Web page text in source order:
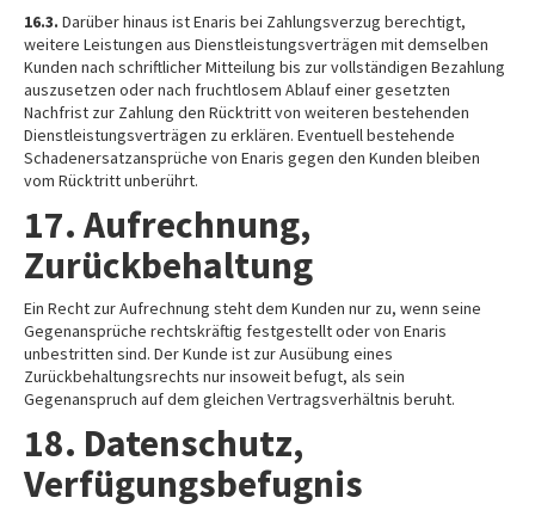
16.3. Darüber hinaus ist Enaris bei Zahlungsverzug berechtigt,
weitere Leistungen aus Dienstleistungsverträgen mit demselben
Kunden nach schriftlicher Mitteilung bis zur vollständigen Bezahlung
auszusetzen oder nach fruchtlosem Ablauf einer gesetzten
Nachfrist zur Zahlung den Rücktritt von weiteren bestehenden
Dienstleistungsverträgen zu erklären. Eventuell bestehende
Schadenersatzansprüche von Enaris gegen den Kunden bleiben
vom Rücktritt unberührt.
17. Aufrechnung,
Zurückbehaltung
Ein Recht zur Aufrechnung steht dem Kunden nur zu, wenn seine
Gegenansprüche rechtskräftig festgestellt oder von Enaris
unbestritten sind. Der Kunde ist zur Ausübung eines
Zurückbehaltungsrechts nur insoweit befugt, als sein
Gegenanspruch auf dem gleichen Vertragsverhältnis beruht.
18. Datenschutz,
Verfügungsbefugnis